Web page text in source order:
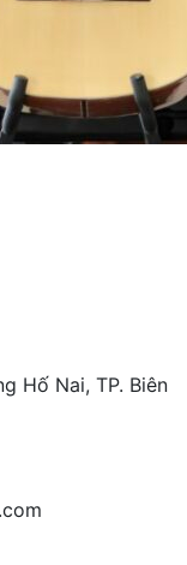
Hố Nai, TP. Biên